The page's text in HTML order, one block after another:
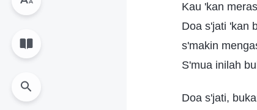
Kau 'kan
Doa s'jati 'kan
s'makin
S'mua inilah
Doa s'jati,